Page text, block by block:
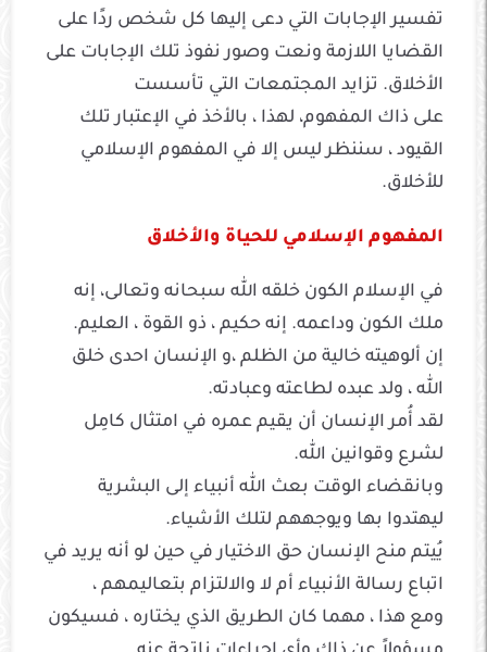
تفسير الإجابات التي دعى إليها كل شخص ردًا على
القضايا اللازمة ونعت وصور نفوذ تلك الإجابات على
الأخلاق. تزايد المجتمعات التي تأسست
على ذاك المفهوم، لهذا ، بالأخذ في الإعتبار تلك
القيود ، سننظر ليس إلا في المفهوم الإسلامي
للأخلاق.
المفهوم الإسلامي للحياة والأخلاق
في الإسلام الكون خلقه الله سبحانه وتعالى، إنه
ملك الكون وداعمه. إنه حكيم ، ذو القوة ، العليم.
إن ألوهيته خالية من الظلم ،و الإنسان احدى خلق
الله ، ولد عبده لطاعته وعبادته.
لقد أُمر الإنسان أن يقيم عمره في امتثال كامِل
لشرع وقوانين الله.
وبانقضاء الوقت بعث الله أنبياء إلى البشرية
ليهتدوا بها ويوجههم لتلك الأشياء.
يُيتم منح الإنسان حق الاختيار في حين لو أنه يريد في
اتباع رسالة الأنبياء أم لا والالتزام بتعاليمهم ،
ومع هذا ، مهما كان الطريق الذي يختاره ، فسيكون